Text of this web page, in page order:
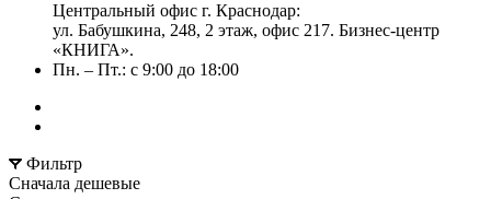
Центральный офис г. Краснодар:
ул. Бабушкина, 248, 2 этаж, офис 217. Бизнес-центр
«КНИГА».
Пн. – Пт.: с 9:00 до 18:00
Фильтр
Сначала дешевые